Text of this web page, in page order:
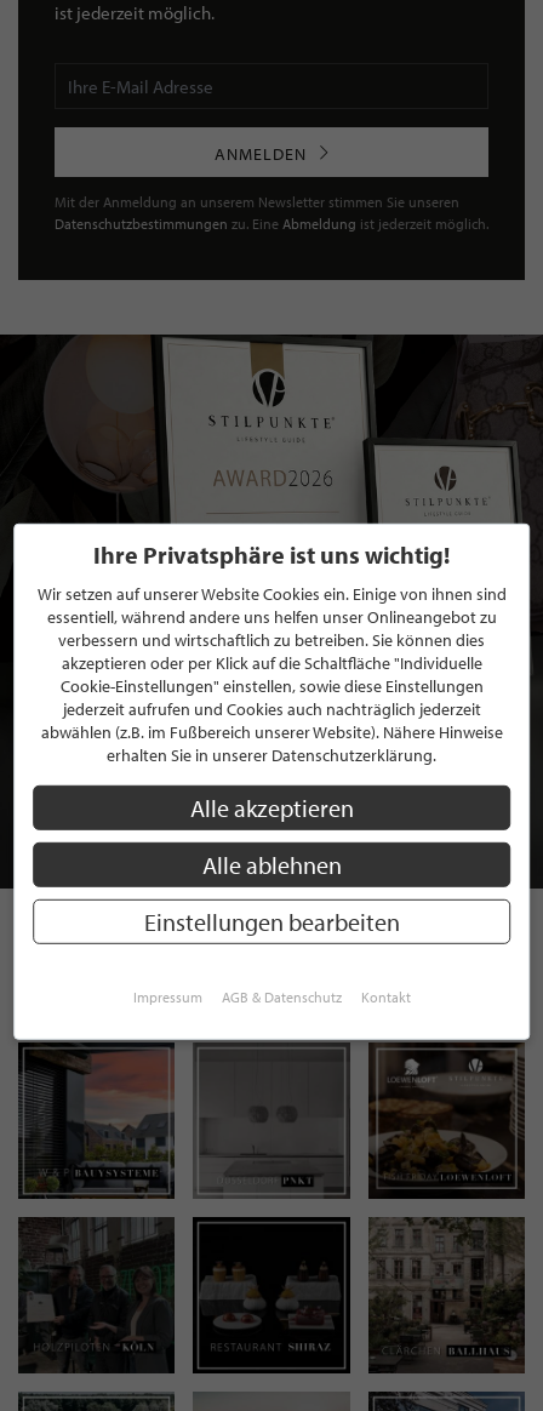
ist jederzeit möglich.
ANMELDEN
Mit der Anmeldung an unserem Newsletter stimmen Sie unseren
Datenschutzbestimmungen zu. Eine Abmeldung ist jederzeit möglich.
BEWERBEN SIE SICH FÜR EINE GRATIS
MITGLIEDSCHAFT BEI STILPUNKTE®
JETZT GRATIS BEWERBEN
INSTAGRAM
Ihre Privatsphäre ist uns wichtig!
Wir setzen auf unserer Website Cookies ein. Einige von ihnen sind
essentiell, während andere uns helfen unser Onlineangebot zu
verbessern und wirtschaftlich zu betreiben. Sie können dies
akzeptieren oder per Klick auf die Schaltfläche "Individuelle
Cookie-Einstellungen" einstellen, sowie diese Einstellungen
jederzeit aufrufen und Cookies auch nachträglich jederzeit
abwählen (z.B. im Fußbereich unserer Website). Nähere Hinweise
erhalten Sie in unserer Datenschutzerklärung.
Alle akzeptieren
Alle ablehnen
Einstellungen bearbeiten
Impressum AGB & Datenschutz Kontakt